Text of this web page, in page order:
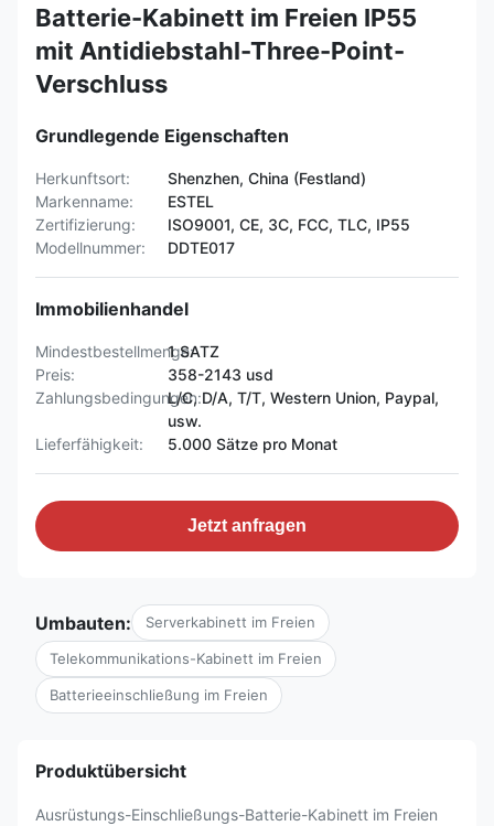
Batterie-Kabinett im Freien IP55
mit Antidiebstahl-Three-Point-
Verschluss
Grundlegende Eigenschaften
Herkunftsort:
Shenzhen, China (Festland)
Markenname:
ESTEL
Zertifizierung:
ISO9001, CE, 3C, FCC, TLC, IP55
Modellnummer:
DDTE017
Immobilienhandel
Mindestbestellmenge:1 SATZ
Preis:
358-2143 usd
Zahlungsbedingungen:L/C, D/A, T/T, Western Union, Paypal,
usw.
Lieferfähigkeit:
5.000 Sätze pro Monat
Jetzt anfragen
Umbauten: Serverkabinett im Freien
Telekommunikations-Kabinett im Freien
Batterieeinschließung im Freien
Produktübersicht
Ausrüstungs-Einschließungs-Batterie-Kabinett im Freien